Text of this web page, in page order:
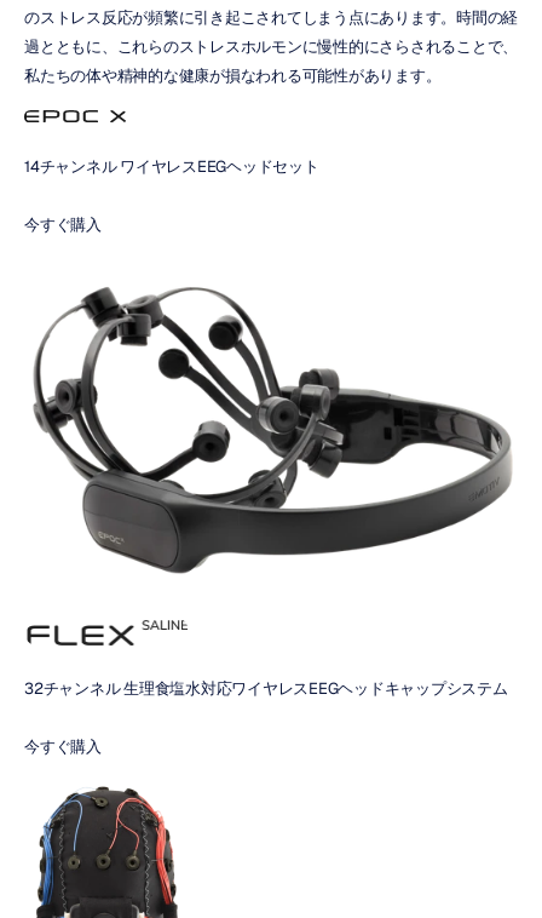
のストレス反応が頻繁に引き起こされてしまう点にあります。時間の経
過とともに、これらのストレスホルモンに慢性的にさらされることで、
私たちの体や精神的な健康が損なわれる可能性があります。
14チャンネル ワイヤレスEEGヘッドセット
今すぐ購入
32チャンネル 生理食塩水対応ワイヤレスEEGヘッドキャップシステム
今すぐ購入